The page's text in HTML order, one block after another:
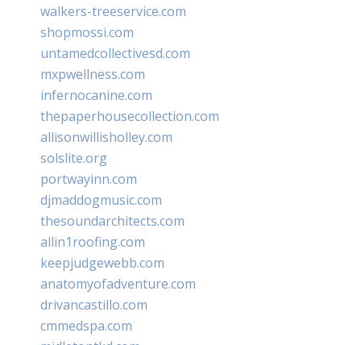
walkers-treeservice.com
shopmossi.com
untamedcollectivesd.com
mxpwellness.com
infernocanine.com
thepaperhousecollection.com
allisonwillisholley.com
solslite.org
portwayinn.com
djmaddogmusic.com
thesoundarchitects.com
allin1roofing.com
keepjudgewebb.com
anatomyofadventure.com
drivancastillo.com
cmmedspa.com